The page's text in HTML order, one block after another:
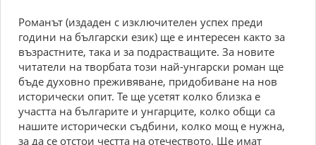
Романът (издаден с изключителен успех преди
години на български език) ще е интересен както за
възрастните, така и за подрастващите. За новите
читатели на творбата този най-унгарски роман ще
бъде духовно преживяване, придобиване на нов
исторически опит. Те ще усетят колко близка е
участта на българите и унгарците, колко общи са
нашите исторически съдбини, колко мощ е нужна,
за да се отстои честта на отечеството. Ще имат